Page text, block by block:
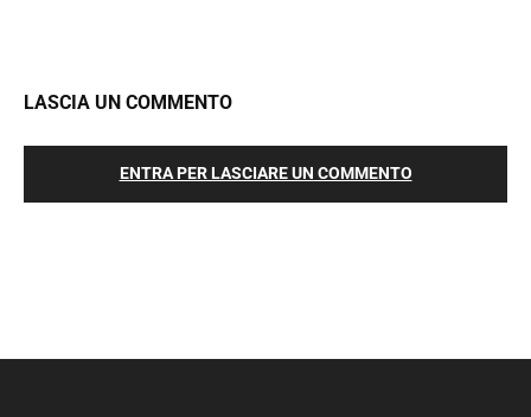
LASCIA UN COMMENTO
ENTRA PER LASCIARE UN COMMENTO